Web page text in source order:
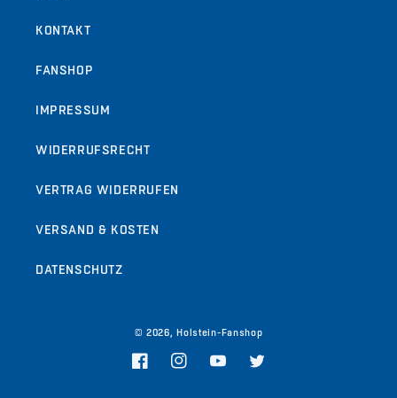
KONTAKT
FANSHOP
IMPRESSUM
WIDERRUFSRECHT
VERTRAG WIDERRUFEN
VERSAND & KOSTEN
DATENSCHUTZ
© 2026,Holstein-Fanshop
FacebookInstagramYouTubeTwitter